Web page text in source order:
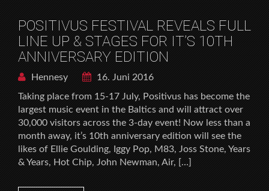
POSITIVUS FESTIVAL REVEALS FULL
LINE UP & STAGES FOR IT’S 10TH
ANNIVERSARY EDITION
Hennesy
16. Juni 2016
Taking place from 15-17 July, Positivus has become the
largest music event in the Baltics and will attract over
30,000 visitors across the 3-day event! Now less than a
month away, it’s 10th anniversary edition will see the
likes of Ellie Goulding, Iggy Pop, M83, Joss Stone, Years
& Years, Hot Chip, John Newman, Air, […]